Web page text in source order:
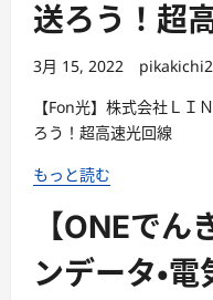
送ろう！超
3月 15, 2022
【Fon光】株式会社ＬＩ
ろう！超高速光回線
もっと読む
【ONEで
ンデータ・